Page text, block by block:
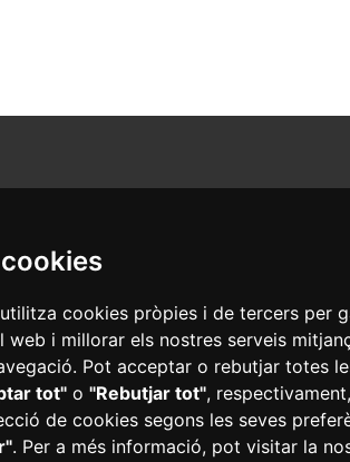
cookies pròpies i de tercers per
web i millorar els nostres serveis
Pot acceptar o rebutjar totes
tot" o "Rebutjar tot",
de cookies segons les seves
. Per a més informació, pot visitar la
·Mapa web·Configurar cookies